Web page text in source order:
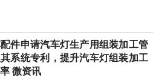
配件申请汽车灯生产用组装加工管
系统专利，提升汽车灯组装加工
微资讯